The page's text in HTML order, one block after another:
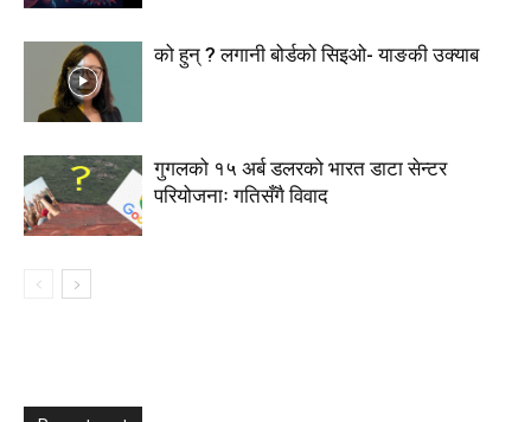
को हुन् ? लगानी बोर्डको सिइओ- याङकी उक्याब
गुगलको १५ अर्ब डलरको भारत डाटा सेन्टर
परियोजनाः गतिसँगै विवाद